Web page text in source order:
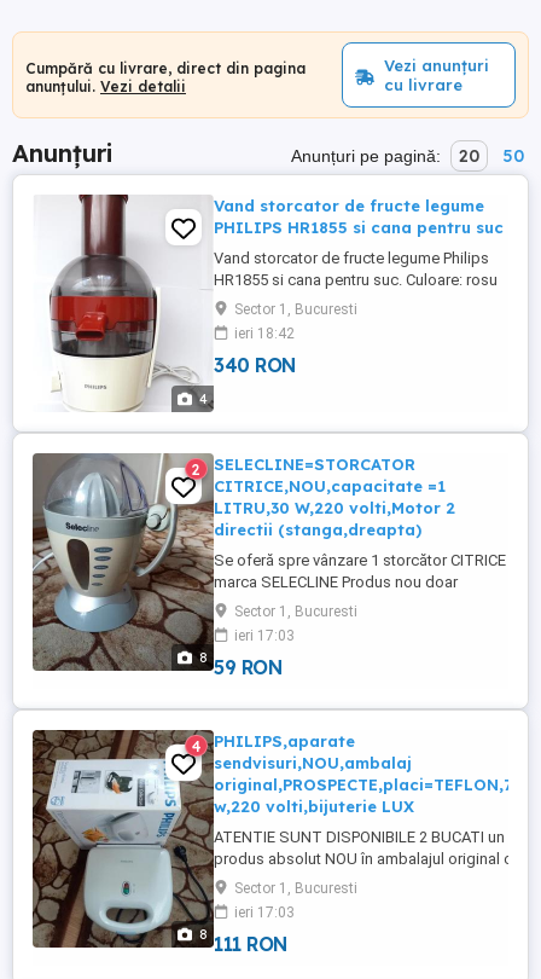
Cumpără cu livrare, direct din pagina
anunțului. Vezi detalii
Vezi anunțuri
cu livrare
Anunțuri Anunțuri pe pagină: 20 50
4
Vand storcator de fructe legume
PHILIPS HR1855 si cana pentru suc
Vand storcator de fructe legume Philips
HR1855 si cana pentru suc. Culoare: rosu
Material carcasa: PP, plastic, ABS. Material
vas: vas SAN i capac PS. Material
container pentru pulpa de fructe i element
de împingere: PS. Sistem anti-alunecare,
Sector 1, Bucuresti
ieri 18:42
340 RON
8
2
SELECLINE=STORCATOR
CITRICE,NOU,capacitate =1
LITRU,30 W,220 volti,Motor 2
directii (stanga,dreapta)
Se oferă spre vânzare 1 storcător CITRICE
marca SELECLINE Produs nou doar
PROBAT-vezi cele 8 foto anexate anuntului
Bucurați-vă de 1 suc proaspăt rapid si fara
efort CARACTERISTICI TEHNICE 220-240
volți 50 60 HZ 30 W Capacitate =1 LITRU
VASULUI CONȚINE 7 PIESE 1.CORP ...
Sector 1, Bucuresti
ieri 17:03
59 RON
8
4
PHILIPS,aparate
sendvisuri,NOU,ambalaj
original,PROSPECTE,placi=TEFLON,700
w,220 volti,bijuterie LUX
ATENTIE SUNT DISPONIBILE 2 BUCATI un
produs absolut NOU în ambalajul original cu
schemă și instrucțiuni de utilizare Marca
PHILIPS 700 W 220 VOLȚI Plitele pentru taiere
și îmbinare asigură prinderea în interiorul
sandvișuri a ingredientelor și cașcavalului
Sector 1, Bucuresti
ieri 17:03
111 RON